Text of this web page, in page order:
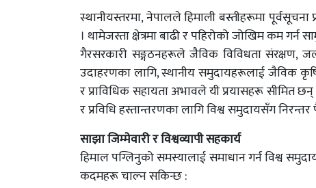
स्थानीयस्तरमा, नेपालले हिमाली बस्तीहरूमा
। थामेजस्ता क्षेत्रमा बाढी र पहिरोको जोखिम कम
गैरसरकारी सङ्गठनहरूले जैविक विविधता संरक्षण,
उदाहरणका लागि, स्थानीय समुदायहरूलाई जैविक
र प्राविधिक सहायता अभावले यी प्रयासहरू सीमित
र प्रविधि हस्तान्तरणका लागि विश्व समुदायसँग
साझा जिम्मेवारी र विश्वव्यापी सहकार्य
हिमाल पग्लिनुको समस्यालाई समाधान गर्न विश्व
कदमहरू चाल्न सकिन्छ :